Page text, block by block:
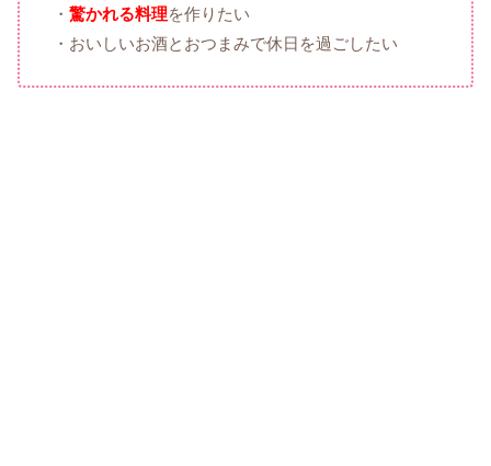
・ 驚かれる料理を作りたい
・おいしいお酒とおつまみで休日を過ごしたい